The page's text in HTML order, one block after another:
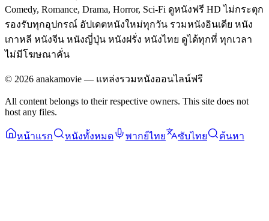
Comedy, Romance, Drama, Horror, Sci-Fi ดูหนังฟรี HD ไม่กระตุก
รองรับทุกอุปกรณ์ อัปเดตหนังใหม่ทุกวัน รวมหนังอินเดีย หนัง
เกาหลี หนังจีน หนังญี่ปุ่น หนังฝรั่ง หนังไทย ดูได้ทุกที่ ทุกเวลา
ไม่มีโฆษณาคั่น
© 2026 anakamovie — แหล่งรวมหนังออนไลน์ฟรี
All content belongs to their respective owners. This site does not
host any files.
หน้าแรก หนังทั้งหมด พากย์ไทย ซับไทย ค้นหา